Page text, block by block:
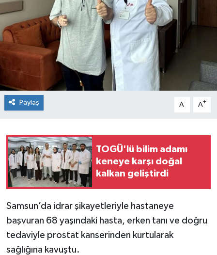
Paylaş A- A+
TOGÜ'lü bilim adamı
keneye karşı doğal
kalkan geliştirdi
Samsun’da idrar şikayetleriyle hastaneye
başvuran 68 yaşındaki hasta, erken tanı ve doğru
tedaviyle prostat kanserinden kurtularak
sağlığına kavuştu.
Sağlık
Spor
Teknoloji
Tokat Haberleri
Haber Arşivi